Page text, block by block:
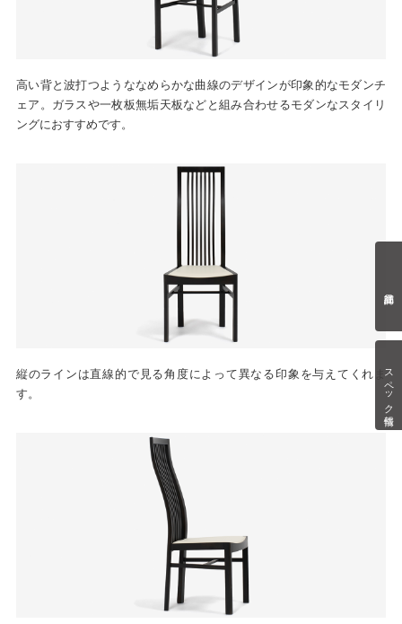
スペック情報
高い背と波打つようななめらかな曲線のデザインが印象的なモダンチ
ェア。ガラスや一枚板無垢天板などと組み合わせるモダンなスタイリ
ングにおすすめです。
縦のラインは直線的で見る角度によって異なる印象を与えてくれま
す。